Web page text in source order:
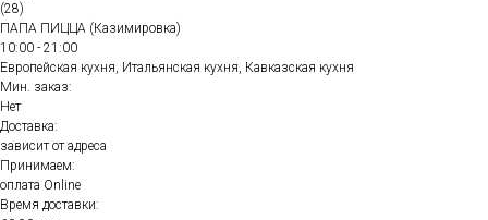
(28)
ПАПА ПИЦЦА (Казимировка)
10:00 - 21:00
Европейская кухня, Итальянская кухня, Кавказская кухня
Мин. заказ:
Нет
Доставка:
зависит от адреса
Принимаем:
оплата Online
Время доставки: